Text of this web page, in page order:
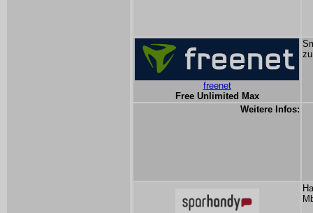
freenet
Free Unlimited Max
Weitere Infos: